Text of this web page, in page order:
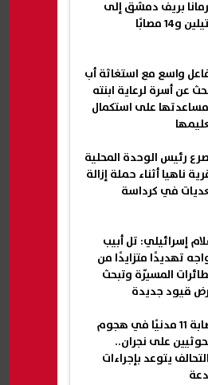
بريف دمشق إلى
و14 مصابًا
واسع مع استغاثة أب
عن أسرة لرعاية ابنته
على استكمال
رئيس الوحدة المحلية
ناهيا أثناء حملة إزالة
في كرداسة
إسرائيلي: تل أبيب
تهديدًا متزايدًا من
المسيّرة وتبحث
قيود جديدة
إصابة 11 مدنيًا في هجوم
على نجران..
يتوعد بإجراءات